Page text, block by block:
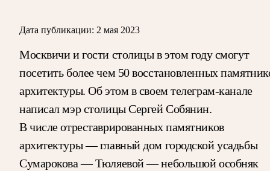
Дата публикации: 2 мая 2023
Москвичи и гости столицы в этом году смогут
посетить более чем 50 восстановленных
архитектуры. Об этом в своем телеграм-канале
написал мэр столицы Сергей Собянин.
В числе отреставрированных памятников
архитектуры — главный дом городской усадьбы
Сумарокова — Тюляевой — небольшой особняк